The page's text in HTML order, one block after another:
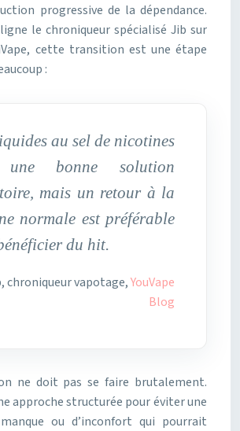
progressive de la dépendance.
le chroniqueur spécialisé Jib sur
cette transition est une étape
:
au sel de nicotines
bonne solution
mais un retour à la
normale est préférable
du hit.
chroniqueur vapotage,YouVape
Blog
ne doit pas se faire brutalement.
approche structurée pour éviter une
ou d’inconfort qui pourrait